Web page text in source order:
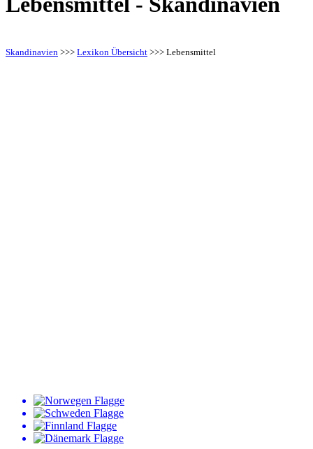
Skandinavien >>> Lexikon Übersicht >>> Lebensmittel